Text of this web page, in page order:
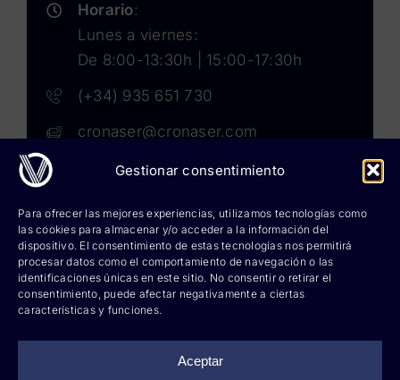
Gestionar consentimiento
Para ofrecer las mejores experiencias, utilizamos tecnologías como
las cookies para almacenar y/o acceder a la información del
dispositivo. El consentimiento de estas tecnologías nos permitirá
procesar datos como el comportamiento de navegación o las
identificaciones únicas en este sitio. No consentir o retirar el
consentimiento, puede afectar negativamente a ciertas
características y funciones.
Aceptar
Horario:
Lunes a viernes:
De 8:00-13:30h | 15:00-17:30h
(+34) 935 651 730
cronaser@cronaser.com
Corium lubricants
Corium chemicals
Corium sprays